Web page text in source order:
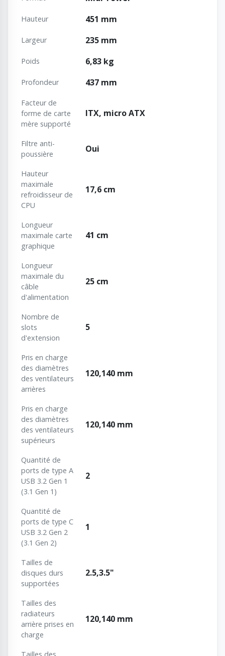
Hauteur 451 mm
Largeur 235 mm
Poids 6,83 kg
Profondeur 437 mm
Facteur de
forme de carte
mère supporté
ITX, micro ATX
Filtre anti-
poussière
Oui
Hauteur
maximale
refroidisseur de
CPU
17,6 cm
Longueur
maximale carte
graphique
41 cm
Longueur
maximale du
câble
d'alimentation
25 cm
Nombre de
slots
d'extension
5
Pris en charge
des diamètres
des ventilateurs
arrières
120,140 mm
Pris en charge
des diamètres
des ventilateurs
supérieurs
120,140 mm
Quantité de
ports de type A
USB 3.2 Gen 1
(3.1 Gen 1)
2
Quantité de
ports de type C
USB 3.2 Gen 2
(3.1 Gen 2)
1
Tailles de
disques durs
supportées
2.5,3.5"
Tailles des
radiateurs
arrière prises en
charge
120,140 mm
Tailles des